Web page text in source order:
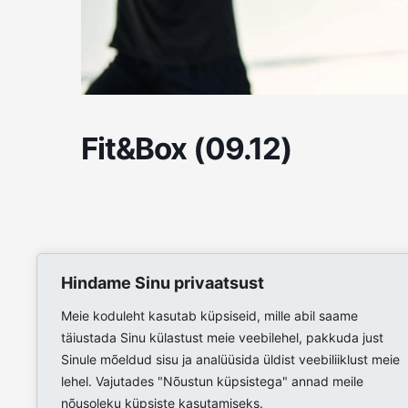
Hindame Sinu privaatsust
Meie koduleht kasutab küpsiseid, mille abil saame
täiustada Sinu külastust meie veebilehel, pakkuda just
Sinule mõeldud sisu ja analüüsida üldist veebiliiklust meie
lehel. Vajutades "Nõustun küpsistega" annad meile
nõusoleku küpsiste kasutamiseks.
Fit&Box (09.12)